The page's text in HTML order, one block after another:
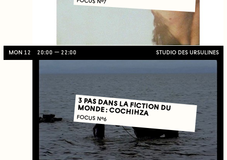
MON 12 20:00 22:00 STUDIO DES URSULINES
3 PAS DANS LA FICTION DU MONDE : COCHIHZA
FOCUS N°6